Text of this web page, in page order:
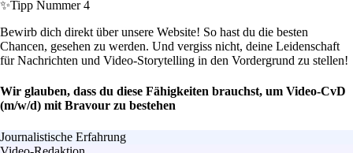
✨Tipp Nummer 4
Bewirb dich direkt über unsere Website! So hast du die besten
Chancen, gesehen zu werden. Und vergiss nicht, deine Leidenschaft
für Nachrichten und Video-Storytelling in den Vordergrund zu stellen!
Wir glauben, dass du diese Fähigkeiten brauchst, um Video-CvD
(m/w/d) mit Bravour zu bestehen
Journalistische Erfahrung